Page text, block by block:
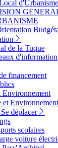
d'Urbanisme
de la Tuque
d'information
financement
Environnement
et Environnement
déplacer
scolaires
voiture